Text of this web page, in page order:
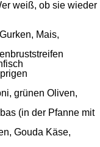
weiß, ob sie wieder
Mais,
grünen Oliven,
(in der Pfanne mit
Gouda Käse,